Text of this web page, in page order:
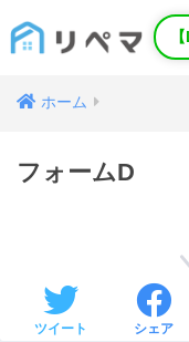
ホーム
フォームD
ツイート シェア